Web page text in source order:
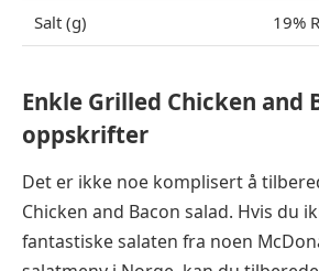
Salt (g) 19%
Enkle Grilled Chicken and
oppskrifter
Det er ikke noe komplisert å
Chicken and Bacon salad. Hvis du
fantastiske salaten fra noen